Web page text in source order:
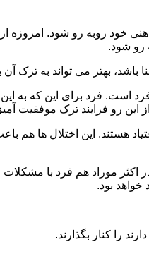
رو شود.
بهتر می تواند به ترک
است. فرد برای این که به
رو فرایند ترک موفقیت
هستند. این اختلال
اکثر موراد هم فرد با
بود.
را کنار بگذارند.